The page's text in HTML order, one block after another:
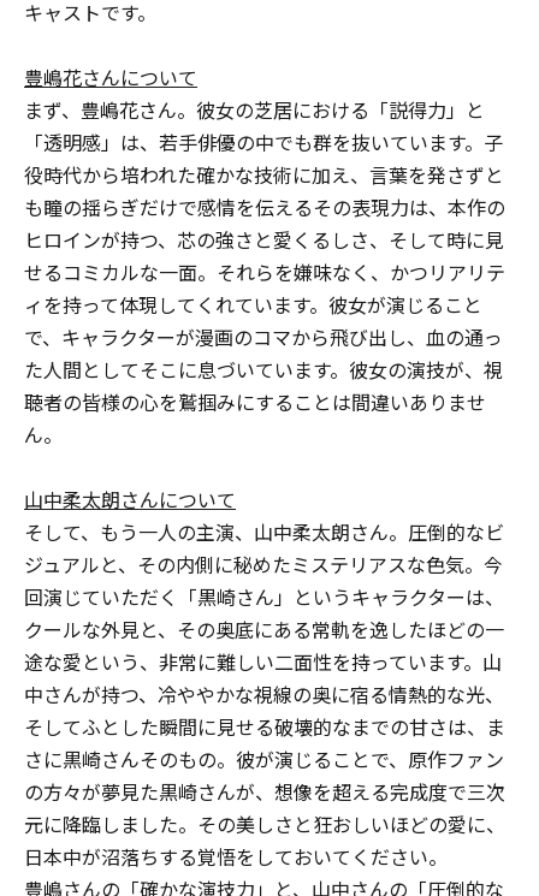
キャストです。
豊嶋花さんについて
まず、豊嶋花さん。彼女の芝居における「説得力」と
「透明感」は、若手俳優の中でも群を抜いています。子
役時代から培われた確かな技術に加え、言葉を発さずと
も瞳の揺らぎだけで感情を伝えるその表現力は、本作の
ヒロインが持つ、芯の強さと愛くるしさ、そして時に見
せるコミカルな一面。それらを嫌味なく、かつリアリテ
ィを持って体現してくれています。彼女が演じること
で、キャラクターが漫画のコマから飛び出し、血の通っ
た人間としてそこに息づいています。彼女の演技が、視
聴者の皆様の心を鷲掴みにすることは間違いありませ
ん。
山中柔太朗さんについて
そして、もう一人の主演、山中柔太朗さん。圧倒的なビ
ジュアルと、その内側に秘めたミステリアスな色気。今
回演じていただく「黒崎さん」というキャラクターは、
クールな外見と、その奥底にある常軌を逸したほどの一
途な愛という、非常に難しい二面性を持っています。山
中さんが持つ、冷ややかな視線の奥に宿る情熱的な光、
そしてふとした瞬間に見せる破壊的なまでの甘さは、ま
さに黒崎さんそのもの。彼が演じることで、原作ファン
の方々が夢見た黒崎さんが、想像を超える完成度で三次
元に降臨しました。その美しさと狂おしいほどの愛に、
日本中が沼落ちする覚悟をしておいてください。
豊嶋さんの「確かな演技力」と、山中さんの「圧倒的な